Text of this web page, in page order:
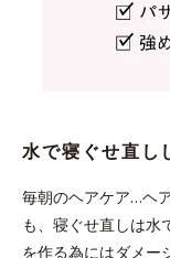
水で寝ぐせ直し
毎朝のヘアケア…ヘ
も、寝ぐせ直しは水
を作る為にはダメー